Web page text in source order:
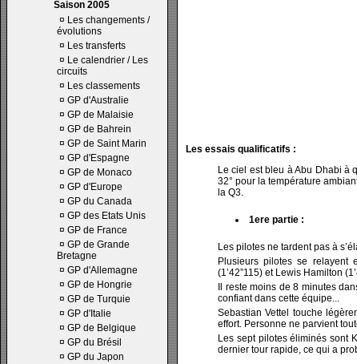
Saison 2005
¤ Les changements /
évolutions
¤ Les transferts
¤ Le calendrier / Les
circuits
¤ Les classements
¤ GP d'Australie
¤ GP de Malaisie
¤ GP de Bahrein
¤ GP de Saint Marin
¤ GP d'Espagne
¤ GP de Monaco
¤ GP d'Europe
¤ GP du Canada
¤ GP des Etats Unis
¤ GP de France
¤ GP de Grande
Bretagne
¤ GP d'Allemagne
¤ GP de Hongrie
¤ GP de Turquie
¤ GP d'Italie
¤ GP de Belgique
¤ GP du Brésil
¤ GP du Japon
Les essais qualificatifs :
Le ciel est bleu à Abu Dhabi à
32° pour la température
la Q3.
1ere partie :
Les pilotes ne tardent pas à
Plusieurs pilotes se relayent
(1’42”115) et Lewis Hamilton
Il reste moins de 8 minutes
confiant dans cette équipe...
Sebastian Vettel touche
effort. Personne ne parvient
Les sept pilotes éliminés sont
dernier tour rapide, ce qui a